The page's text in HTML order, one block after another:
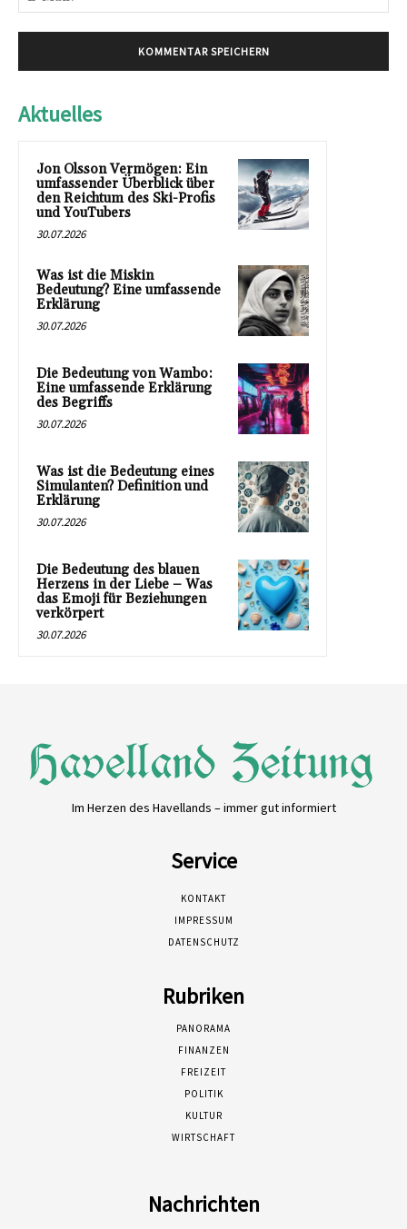
Aktuelles
Jon Olsson Vermögen: Ein
umfassender Überblick über
den Reichtum des Ski-Profis
und YouTubers
30.07.2026
Was ist die Miskin
Bedeutung? Eine umfassende
Erklärung
30.07.2026
Die Bedeutung von Wambo:
Eine umfassende Erklärung
des Begriffs
30.07.2026
Was ist die Bedeutung eines
Simulanten? Definition und
Erklärung
30.07.2026
Die Bedeutung des blauen
Herzens in der Liebe – Was
das Emoji für Beziehungen
verkörpert
30.07.2026
Im Herzen des Havellands – immer gut informiert
Service
KONTAKT
IMPRESSUM
DATENSCHUTZ
Rubriken
PANORAMA
FINANZEN
FREIZEIT
POLITIK
KULTUR
WIRTSCHAFT
Nachrichten